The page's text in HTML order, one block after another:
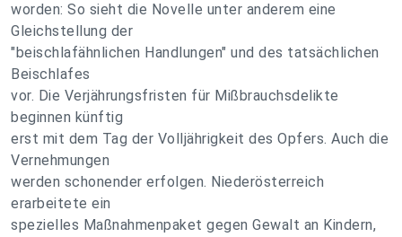
worden: So sieht die Novelle unter anderem eine
Gleichstellung der
"beischlafähnlichen Handlungen" und des tatsächlichen
Beischlafes
vor. Die Verjährungsfristen für Mißbrauchsdelikte
beginnen künftig
erst mit dem Tag der Volljährigkeit des Opfers. Auch die
Vernehmungen
werden schonender erfolgen. Niederösterreich
erarbeitete ein
spezielles Maßnahmenpaket gegen Gewalt an Kindern,